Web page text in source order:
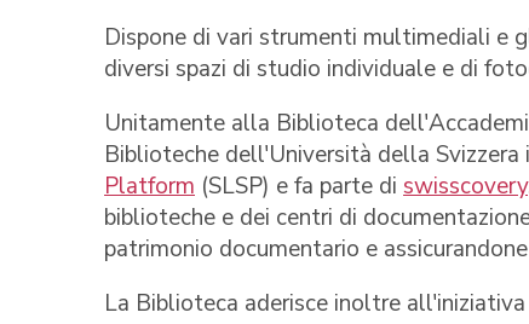
Dispone di vari strumenti multimediali e
diversi spazi di studio individuale e di
Unitamente alla Biblioteca
Biblioteche dell'Università della
Platform (SLSP) e fa parte di swisscovery
biblioteche e dei centri di
patrimonio documentario e
La Biblioteca aderisce inoltre